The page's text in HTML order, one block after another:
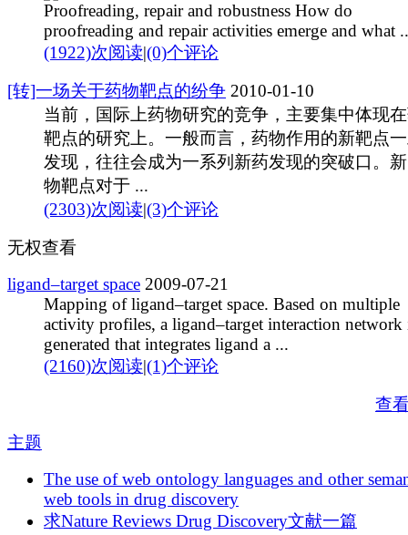
Proofreading, repair and robustness How do
proofreading and repair activities emerge and what
(1922)次阅读|(0)个评论
[转]一场关于药物靶点的纷争 2010-01-10
当前，国际上药物研究的竞争，主要集中体现
靶点的研究上。一般而言，药物作用的新靶点
发现，往往会成为一系列新药发现的突破口。
物靶点对于 ...
(2303)次阅读|(3)个评论
无权查看
ligand–target space 2009-07-21
Mapping of ligand–target space. Based on multiple
activity profiles, a ligand–target interaction network
generated that integrates ligand a ...
(2160)次阅读|(1)个评论
查
主题
The use of web ontology languages and other
web tools in drug discovery
求Nature Reviews Drug Discovery文献一篇